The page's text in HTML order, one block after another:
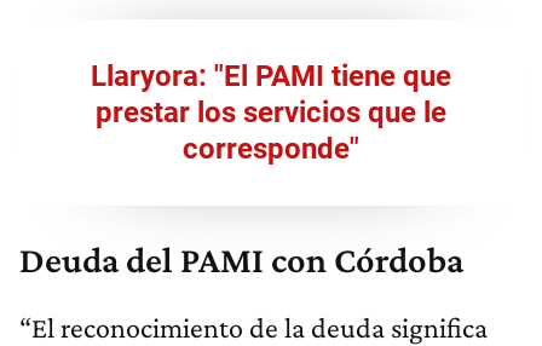
Llaryora: "El PAMI tiene que
prestar los servicios que le
corresponde"
Deuda del PAMI con Córdoba
“El reconocimiento de la deuda significa